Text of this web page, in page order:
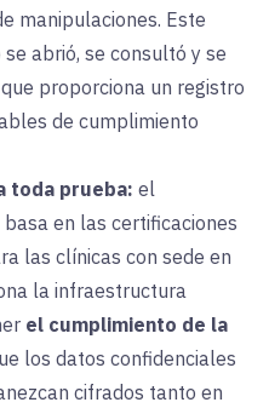
manipulaciones. Este
abrió, se consultó y se
proporciona un registro
de cumplimiento
toda prueba: el
en las certificaciones
las clínicas con sede en
la infraestructura
el cumplimiento de la
los datos confidenciales
cifrados tanto en